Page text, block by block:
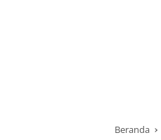
Beranda